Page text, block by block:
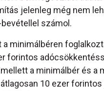
jelenleg még nem
számol.
minimálbéren
forintos
a minimálbér és a
10 ezer